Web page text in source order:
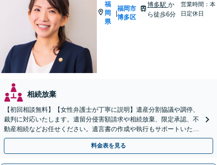
福
岡
県
|
福岡市
博多区
博多駅 か
ら徒歩6分
営業時間：本
日定休日
相続放棄
【初回相談無料】【女性弁護士が丁寧に説明】遺産分割協議や調停、
裁判に対応いたします。遺留分侵害額請求や相続放棄、限定承認、不
動産相続などお任せください。遺言書の作成や執行もサポートいたし
ます【博多駅6分】
料金表を見る